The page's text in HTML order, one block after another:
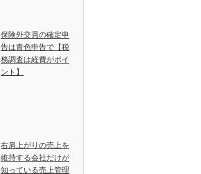
保険外交員の確定申
告は青色申告で【税
務調査は経費がポイ
ント】
右肩上がりの売上を
維持する会社だけが
知っている売上管理